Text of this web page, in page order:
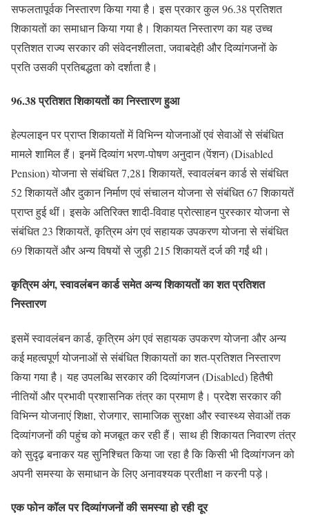
सफलतापूर्वक निस्तारण किया गया है। इस प्रकार कुल 96.38 प्रतिशत
शिकायतों का समाधान किया गया है। शिकायत निस्तारण का यह उच्च
प्रतिशत राज्य सरकार की संवेदनशीलता, जवाबदेही और दिव्यांगजनों के
प्रति उसकी प्रतिबद्धता को दर्शाता है।
96.38 प्रतिशत शिकायतों का निस्तारण हुआ
हेल्पलाइन पर प्राप्त शिकायतों में विभिन्न योजनाओं एवं सेवाओं से संबंधित
मामले शामिल हैं। इनमें दिव्यांग भरण-पोषण अनुदान (पेंशन) (Disabled
Pension) योजना से संबंधित 7,281 शिकायतें, स्वावलंबन कार्ड से संबंधित
52 शिकायतें और दुकान निर्माण एवं संचालन योजना से संबंधित 67 शिकायतें
प्राप्त हुई थीं। इसके अतिरिक्त शादी-विवाह प्रोत्साहन पुरस्कार योजना से
संबंधित 23 शिकायतें, कृत्रिम अंग एवं सहायक उपकरण योजना से संबंधित
69 शिकायतें और अन्य विषयों से जुड़ी 215 शिकायतें दर्ज की गईं थी।
कृत्रिम अंग, स्वावलंबन कार्ड समेत अन्य शिकायतों का शत प्रतिशत
निस्तारण
इसमें स्वावलंबन कार्ड, कृत्रिम अंग एवं सहायक उपकरण योजना और अन्य
कई महत्वपूर्ण योजनाओं से संबंधित शिकायतों का शत-प्रतिशत निस्तारण
किया गया है। यह उपलब्धि सरकार की दिव्यांगजन (Disabled) हितैषी
नीतियों और प्रभावी प्रशासनिक तंत्र का प्रमाण है। प्रदेश सरकार की
विभिन्न योजनाएं शिक्षा, रोजगार, सामाजिक सुरक्षा और स्वास्थ्य सेवाओं तक
दिव्यांगजनों की पहुंच को मजबूत कर रही हैं। साथ ही शिकायत निवारण तंत्र
को सुदृढ़ बनाकर यह सुनिश्चित किया जा रहा है कि किसी भी दिव्यांगजन को
अपनी समस्या के समाधान के लिए अनावश्यक प्रतीक्षा न करनी पड़े।
एक फोन कॉल पर दिव्यांगजनों की समस्या हो रही दूर